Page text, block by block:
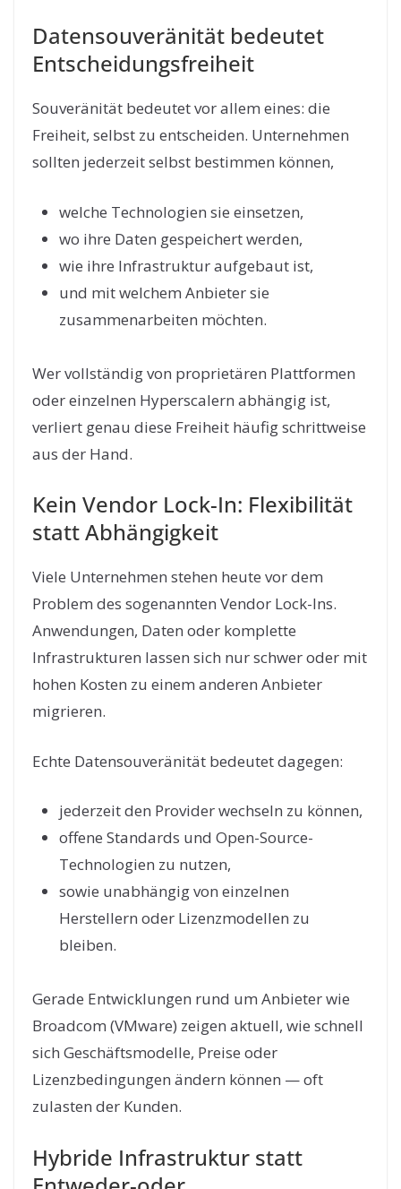
Datensouveränität bedeutet
Entscheidungsfreiheit
Souveränität bedeutet vor allem eines: die
Freiheit, selbst zu entscheiden. Unternehmen
sollten jederzeit selbst bestimmen können,
welche Technologien sie einsetzen,
wo ihre Daten gespeichert werden,
wie ihre Infrastruktur aufgebaut ist,
und mit welchem Anbieter sie
zusammenarbeiten möchten.
Wer vollständig von proprietären Plattformen
oder einzelnen Hyperscalern abhängig ist,
verliert genau diese Freiheit häufig schrittweise
aus der Hand.
Kein Vendor Lock-In: Flexibilität
statt Abhängigkeit
Viele Unternehmen stehen heute vor dem
Problem des sogenannten Vendor Lock-Ins.
Anwendungen, Daten oder komplette
Infrastrukturen lassen sich nur schwer oder mit
hohen Kosten zu einem anderen Anbieter
migrieren.
Echte Datensouveränität bedeutet dagegen:
jederzeit den Provider wechseln zu können,
offene Standards und Open-Source-
Technologien zu nutzen,
sowie unabhängig von einzelnen
Herstellern oder Lizenzmodellen zu
bleiben.
Gerade Entwicklungen rund um Anbieter wie
Broadcom (VMware) zeigen aktuell, wie schnell
sich Geschäftsmodelle, Preise oder
Lizenzbedingungen ändern können — oft
zulasten der Kunden.
Hybride Infrastruktur statt